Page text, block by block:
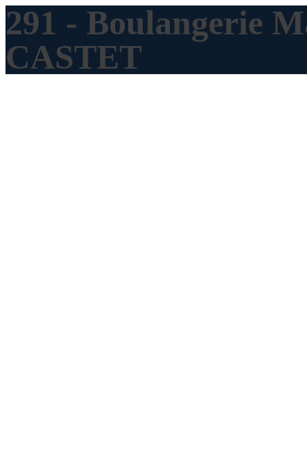
291 - Boulangerie
CASTET